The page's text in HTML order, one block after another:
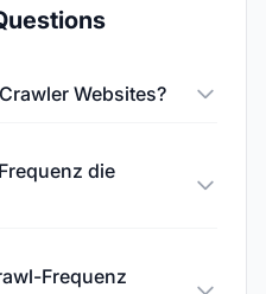
Websites?
die
Frequenz